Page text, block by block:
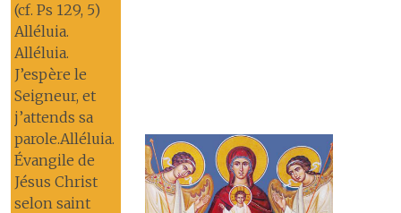
(cf. Ps 129, 5)
Alléluia.
Alléluia.
J’espère le
Seigneur, et
j’attends sa
parole.Alléluia.
Évangile de
Jésus Christ
selon saint